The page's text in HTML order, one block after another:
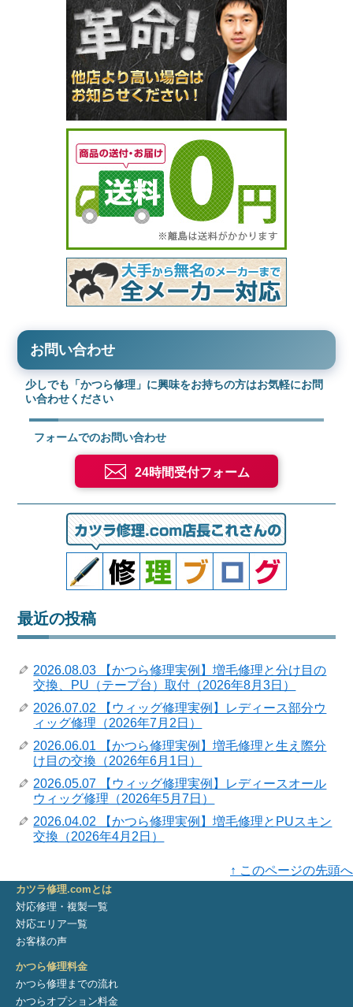
お問い合わせ
少しでも「かつら修理」に興味をお持ちの方はお気軽にお問
い合わせください
フォームでのお問い合わせ
24時間受付フォーム
最近の投稿
2026.08.03 【かつら修理実例】増毛修理と分け目の
交換、PU（テープ台）取付（2026年8月3日）
2026.07.02 【ウィッグ修理実例】レディース部分ウ
ィッグ修理（2026年7月2日）
2026.06.01 【かつら修理実例】増毛修理と生え際分
け目の交換（2026年6月1日）
2026.05.07 【ウィッグ修理実例】レディースオール
ウィッグ修理（2026年5月7日）
2026.04.02 【かつら修理実例】増毛修理とPUスキン
交換（2026年4月2日）
↑ このページの先頭へ
カツラ修理.comとは
対応修理・複製一覧
対応エリア一覧
お客様の声
かつら修理料金
かつら修理までの流れ
かつらオプション料金